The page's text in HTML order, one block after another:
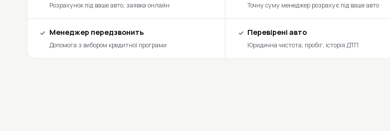
Розрахунок під ваше авто, заявка онлайн Точну суму менеджер розрахує під ваше авто
Менеджер передзвонить
Допомога з вибором кредитної програми
Перевірені авто
Юридична чистота, пробіг, історія ДТП